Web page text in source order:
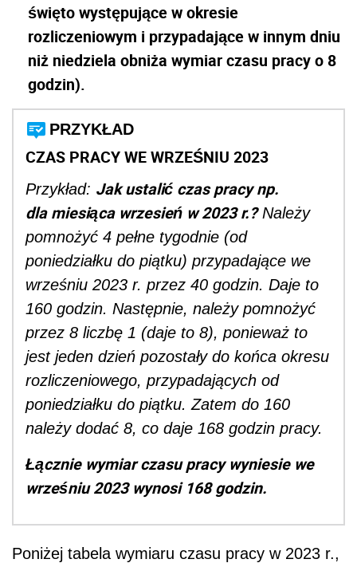
święto występujące w okresie
rozliczeniowym i przypadające w innym dniu
niż niedziela obniża wymiar czasu pracy o 8
godzin).
PRZYKŁAD
CZAS PRACY WE WRZEŚNIU 2023
Przykład: Jak ustalić czas pracy np.
dla miesiąca wrzesień w 2023 r.?Należy
pomnożyć 4 pełne tygodnie (od
poniedziałku do piątku) przypadające we
wrześniu 2023 r. przez 40 godzin. Daje to
160 godzin. Następnie, należy pomnożyć
przez 8 liczbę 1 (daje to 8), ponieważ to
jest jeden dzień pozostały do końca okresu
rozliczeniowego, przypadających od
poniedziałku do piątku. Zatem do 160
należy dodać 8, co daje 168 godzin pracy.
Łącznie wymiar czasu pracy wyniesie we
wrześniu 2023 wynosi 168 godzin.
Poniżej tabela wymiaru czasu pracy w 2023 r.,